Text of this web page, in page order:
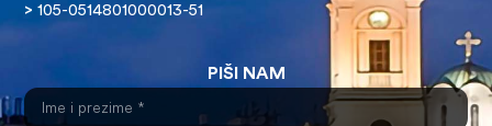
> 105-0514801000013-51
PIŠI NAM